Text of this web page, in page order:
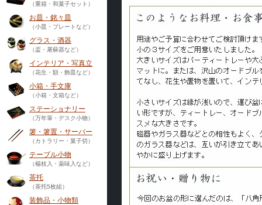
（重箱・和菓子セット）
お皿・銘々皿
（小皿・プレートなど）
グラス・酒器
（盃・屠蘇器など）
インテリア・写真立
（花生・額・飾皿など）
小箱・手文庫
（小箱・文箱など）
ステーショナリー
（万年筆・デスク小物）
箸・箸置・サーバー
（カトラリー・菓子切）
テーブル小物
（楊枝入・薬味入など）
茶托
（茶托5枚組）
装飾品・小物類